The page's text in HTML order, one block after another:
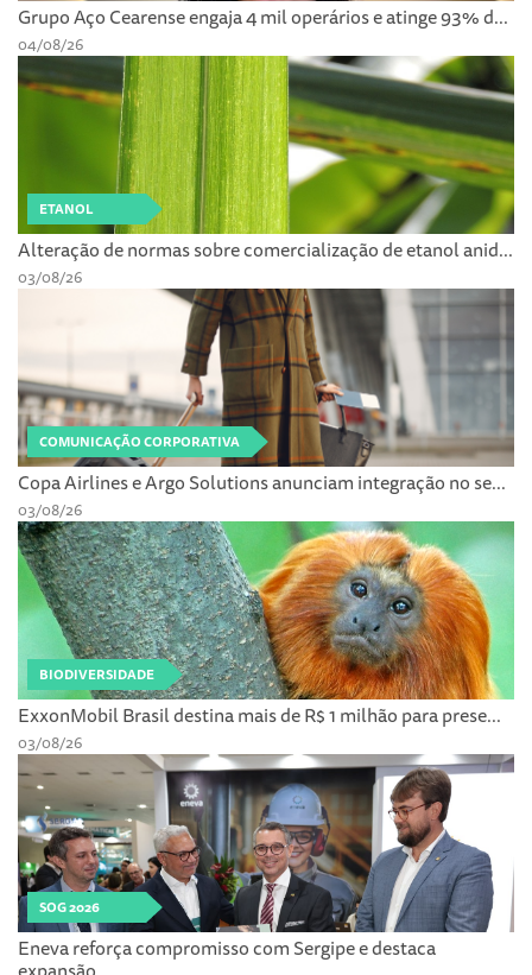
Grupo Aço Cearense engaja 4 mil operários e atinge 93% d...
04/08/26
ETANOL
Alteração de normas sobre comercialização de etanol anid...
03/08/26
COMUNICAÇÃO CORPORATIVA
Copa Airlines e Argo Solutions anunciam integração no se...
03/08/26
BIODIVERSIDADE
ExxonMobil Brasil destina mais de R$ 1 milhão para prese...
03/08/26
SOG 2026
Eneva reforça compromisso com Sergipe e destaca